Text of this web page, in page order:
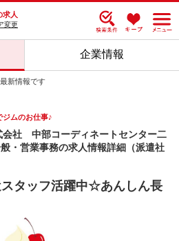
求人
変更
企業情報
新情報です
ムのお仕事♪
会社 中部コーディネートセンター二
・営業事務の求人情報詳細（派遣社
スタッフ活躍中☆あんしん長